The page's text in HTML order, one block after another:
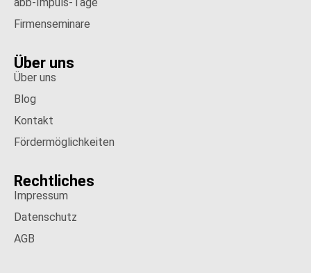
abb-Impuls-Tage
Firmenseminare
Über uns
Über uns
Blog
Kontakt
Fördermöglichkeiten
Rechtliches
Impressum
Datenschutz
AGB